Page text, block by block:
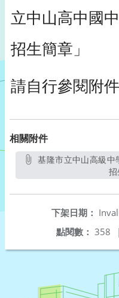
立中山高中國
招生簡章」
請自行參閱附
相關附件
基隆市立中山高級中學國中部大德分校111學年度慈輝班
下架日期：
點閱數： 358 |